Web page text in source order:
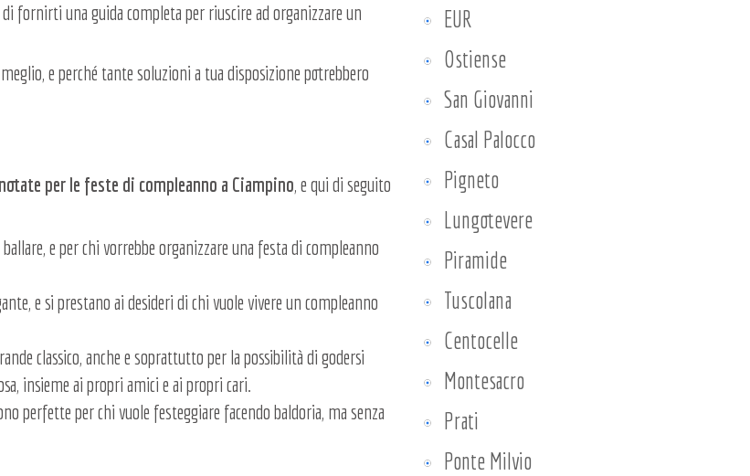
fornirti una guida completa per riuscire ad organizzare un
e perché tante soluzioni a tua disposizione potrebbero
per le feste di compleanno a Ciampino, e qui di seguito
e per chi vorrebbe organizzare una festa di compleanno
e si prestano ai desideri di chi vuole vivere un compleanno
classico, anche e soprattutto per la possibilità di godersi
insieme ai propri amici e ai propri cari.
perfette per chi vuole festeggiare facendo baldoria, ma senza
EUR
Ostiense
San Giovanni
Casal Palocco
Pigneto
Lungotevere
Piramide
Tuscolana
Centocelle
Montesacro
Prati
Ponte Milvio